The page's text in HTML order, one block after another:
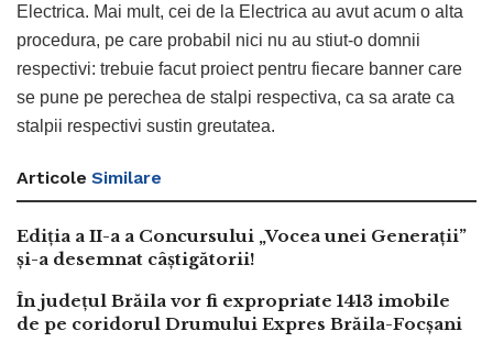
Electrica. Mai mult, cei de la Electrica au avut acum o alta
procedura, pe care probabil nici nu au stiut-o domnii
respectivi: trebuie facut proiect pentru fiecare banner care
se pune pe perechea de stalpi respectiva, ca sa arate ca
stalpii respectivi sustin greutatea.
Articole Similare
Ediția a II-a a Concursului „Vocea unei Generații”
și-a desemnat câștigătorii!
În județul Brăila vor fi expropriate 1413 imobile
de pe coridorul Drumului Expres Brăila-Focșani